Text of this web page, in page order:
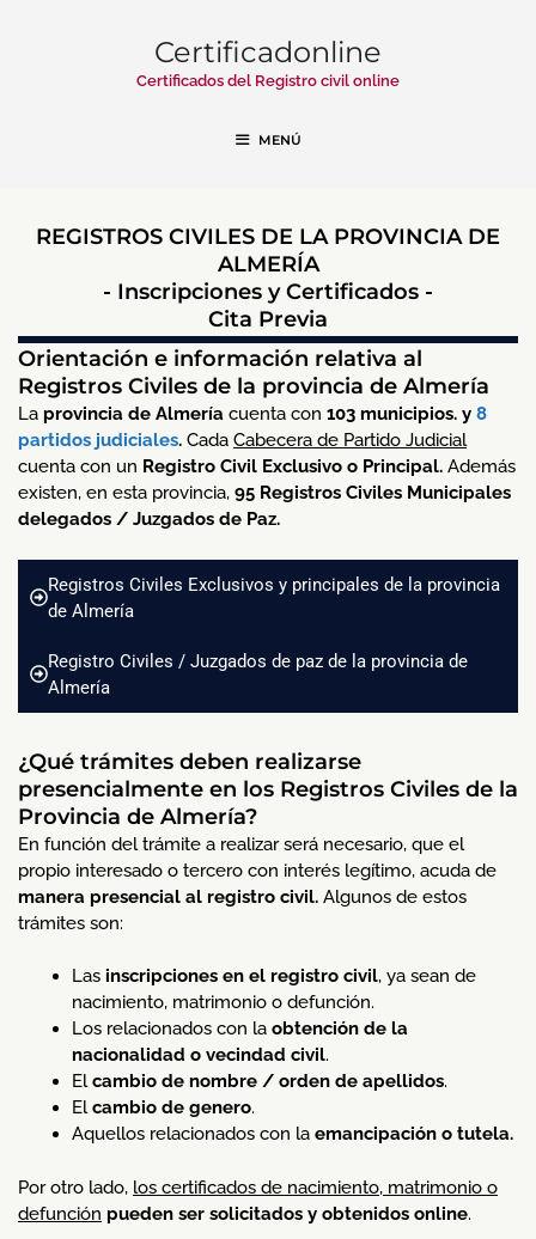
Certificadonline
Certificados del Registro civil online
MENÚ
REGISTROS CIVILES DE LA PROVINCIA DE
ALMERÍA
- Inscripciones y Certificados -
Cita Previa
Orientación e información relativa al
Registros Civiles de la provincia de Almería
La provincia de Almería cuenta con 103 municipios. y 8
partidos judiciales. Cada Cabecera de Partido Judicial
cuenta con un Registro Civil Exclusivo o Principal. Además
existen, en esta provincia, 95 Registros Civiles Municipales
delegados / Juzgados de Paz.
Registros Civiles Exclusivos y principales de la provincia
de Almería
Registro Civiles / Juzgados de paz de la provincia de
Almería
¿Qué trámites deben realizarse
presencialmente en los Registros Civiles de la
Provincia de Almería?
En función del trámite a realizar será necesario, que el
propio interesado o tercero con interés legítimo, acuda de
manera presencial al registro civil. Algunos de estos
trámites son:
Las inscripciones en el registro civil, ya sean de
nacimiento, matrimonio o defunción.
Los relacionados con la obtención de la
nacionalidad o vecindad civil.
Elcambio de nombre / orden de apellidos.
Elcambio de genero.
Aquellos relacionados con la emancipación o tutela.
Por otro lado, los certificados de nacimiento, matrimonio o
defunción pueden ser solicitados y obtenidos online.